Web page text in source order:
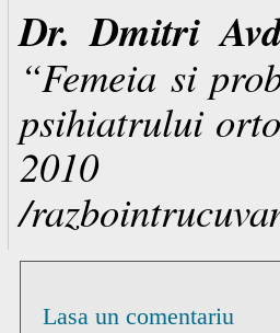
Dr. Dmitri
“Femeia si
psihiatrului
2010
/
Lasa un comentariu